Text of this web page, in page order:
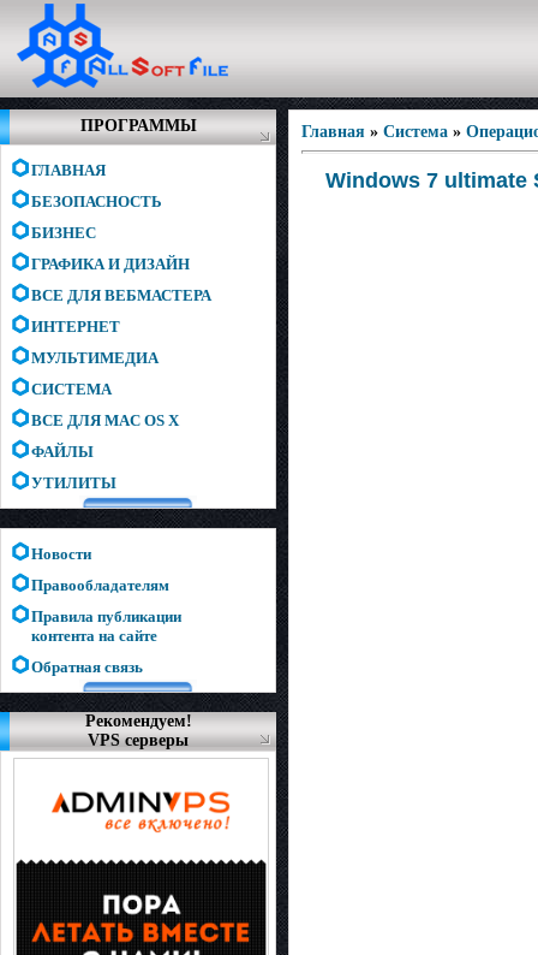
ПРОГРАММЫ
ГЛАВНАЯ
БЕЗОПАСНОСТЬ
БИЗНЕС
ГРАФИКА И ДИЗАЙН
ВСЕ ДЛЯ ВЕБМАСТЕРА
ИНТЕРНЕТ
МУЛЬТИМЕДИА
СИСТЕМА
ВСЕ ДЛЯ MAC OS X
ФАЙЛЫ
УТИЛИТЫ
Новости
Правообладателям
Правила публикации
контента на сайте
Обратная связь
Рекомендуем!
VPS серверы
Главная » Система »
Windows 7 ultimate